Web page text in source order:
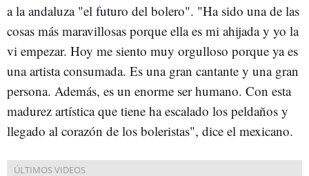
a la andaluza "el futuro del bolero". "Ha sido una de las
cosas más maravillosas porque ella es mi ahijada y yo la
vi empezar. Hoy me siento muy orgulloso porque ya es
una artista consumada. Es una gran cantante y una gran
persona. Además, es un enorme ser humano. Con esta
madurez artística que tiene ha escalado los peldaños y
llegado al corazón de los boleristas", dice el mexicano.